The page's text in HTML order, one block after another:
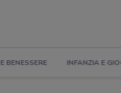
BENESSERE INFANZIA E